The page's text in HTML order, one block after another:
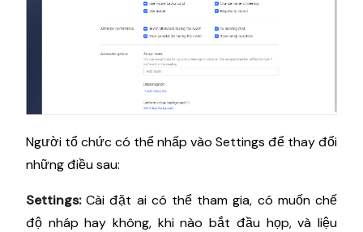
Người tổ chức có thể nhấp vào Settings để thay đổi
những điều sau:
Settings:Cài đặt ai có thể tham gia, có muốn chế
độ nháp hay không, khi nào bắt đầu họp, và liệu